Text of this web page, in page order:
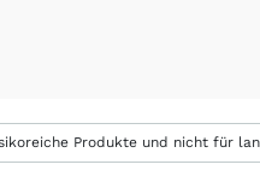
Produkte und nicht für